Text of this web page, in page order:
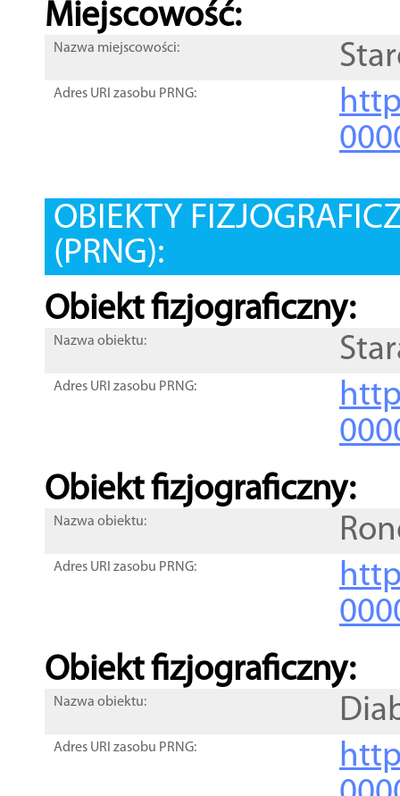
Miejscowość:
Nazwa miejscowości:
Adres URI zasobu PRNG:
OBIEKTY
(PRNG):
Obiekt fizjograficzny:
Nazwa obiektu:
Adres URI zasobu PRNG:
Obiekt fizjograficzny:
Nazwa obiektu:
Adres URI zasobu PRNG:
Obiekt fizjograficzny:
Nazwa obiektu:
Adres URI zasobu PRNG: